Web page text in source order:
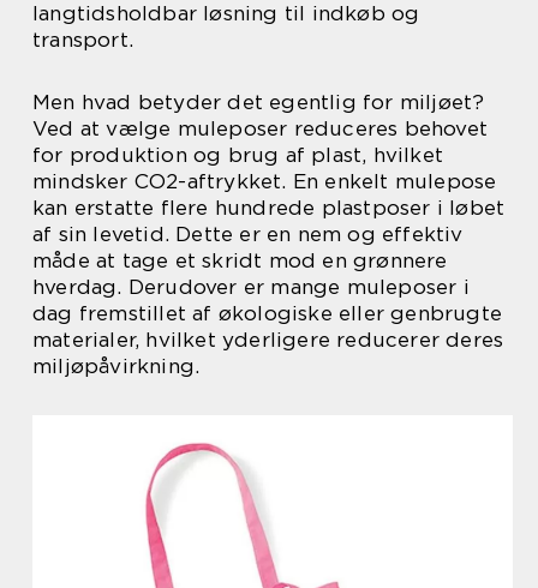
langtidsholdbar løsning til indkøb og
transport.
Men hvad betyder det egentlig for miljøet?
Ved at vælge muleposer reduceres behovet
for produktion og brug af plast, hvilket
mindsker CO2-aftrykket. En enkelt mulepose
kan erstatte flere hundrede plastposer i løbet
af sin levetid. Dette er en nem og effektiv
måde at tage et skridt mod en grønnere
hverdag. Derudover er mange muleposer i
dag fremstillet af økologiske eller genbrugte
materialer, hvilket yderligere reducerer deres
miljøpåvirkning.